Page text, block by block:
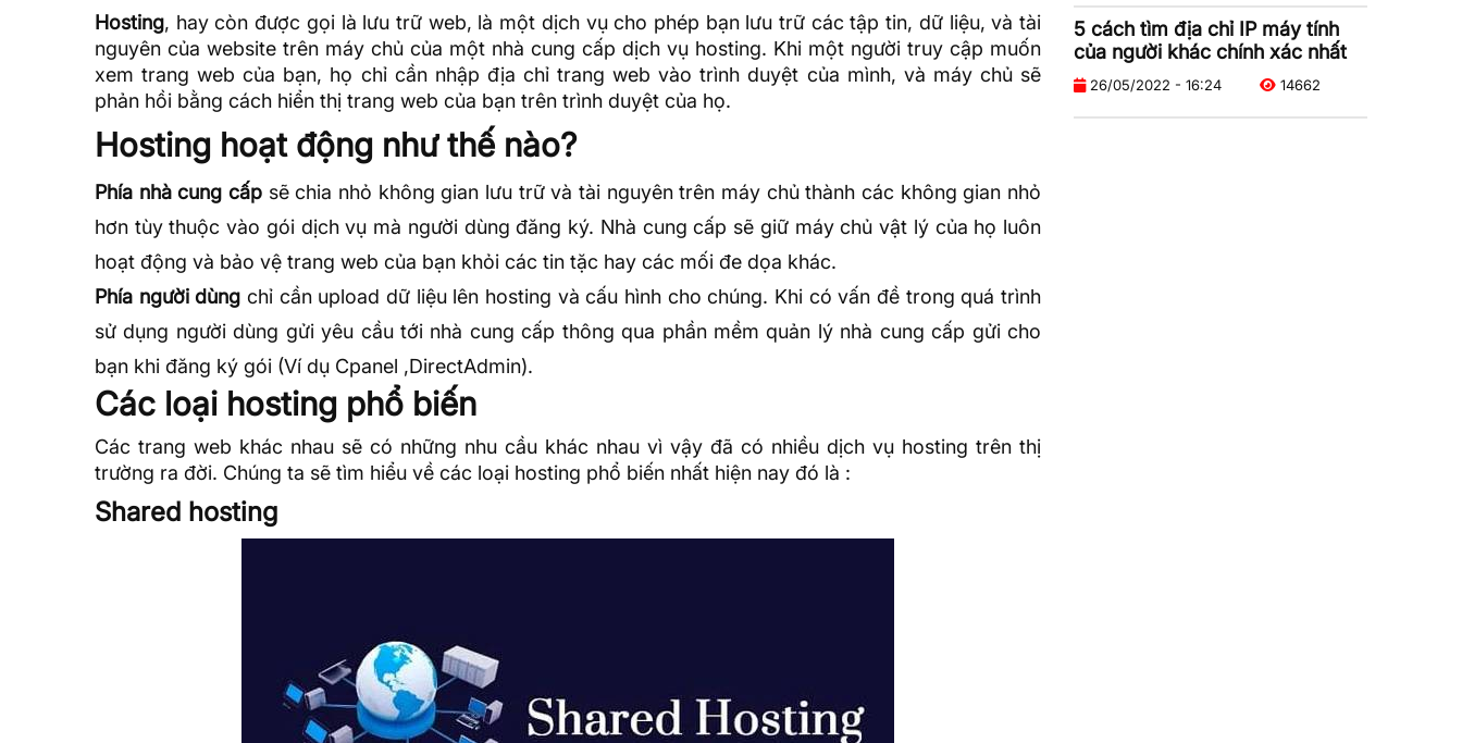
Hosting, hay còn được gọi là lưu trữ web, là một dịch vụ cho phép bạn lưu trữ các tập tin, dữ liệu, và tài
nguyên của website trên máy chủ của một nhà cung cấp dịch vụ hosting. Khi một người truy cập muốn
xem trang web của bạn, họ chỉ cần nhập địa chỉ trang web vào trình duyệt của mình, và máy chủ sẽ
phản hồi bằng cách hiển thị trang web của bạn trên trình duyệt của họ.
Hosting hoạt động như thế nào?
Phía nhà cung cấp sẽ chia nhỏ không gian lưu trữ và tài nguyên trên máy chủ thành các không gian nhỏ
hơn tùy thuộc vào gói dịch vụ mà người dùng đăng ký. Nhà cung cấp sẽ giữ máy chủ vật lý của họ luôn
hoạt động và bảo vệ trang web của bạn khỏi các tin tặc hay các mối đe dọa khác.
Phía người dùng chỉ cần upload dữ liệu lên hosting và cấu hình cho chúng. Khi có vấn đề trong quá trình
sử dụng người dùng gửi yêu cầu tới nhà cung cấp thông qua phần mềm quản lý nhà cung cấp gửi cho
bạn khi đăng ký gói (Ví dụ Cpanel ,DirectAdmin).
Các loại hosting phổ biến
Các trang web khác nhau sẽ có những nhu cầu khác nhau vì vậy đã có nhiều dịch vụ hosting trên thị
trường ra đời. Chúng ta sẽ tìm hiểu về các loại hosting phổ biến nhất hiện nay đó là :
Shared hosting
5 cách tìm địa chỉ IP máy tính
của người khác chính xác nhất
26/05/2022 - 16:24 14662